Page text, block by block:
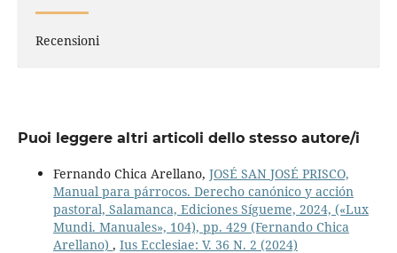
Recensioni
Puoi leggere altri articoli dello stesso autore/i
Fernando Chica Arellano, JOSÉ SAN JOSÉ PRISCO,
Manual para párrocos. Derecho canónico y acción
pastoral, Salamanca, Ediciones Sígueme, 2024, («Lux
Mundi. Manuales», 104), pp. 429 (Fernando Chica
Arellano) , Ius Ecclesiae: V. 36 N. 2 (2024)